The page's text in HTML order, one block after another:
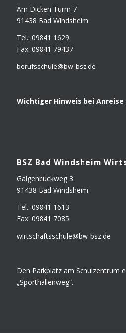
Am Dicken Turm 7
91438 Bad Windsheim
Tel.: 09841 1629
Fax: 09841 79437
berufsschule@​bw-​bsz.​de
Wich­ti­ger Hin­weis bei Anrei­se
BSZ Bad Winds­heim
Gal­gen­buck­weg 3
91438 Bad Windsheim
Tel.: 09841 1613
Fax: 09841 7085
wirtschaftsschule@​bw-​bsz.​de
Den Park­platz am Schul­zen­trum
„Sport­hal­len­weg“.